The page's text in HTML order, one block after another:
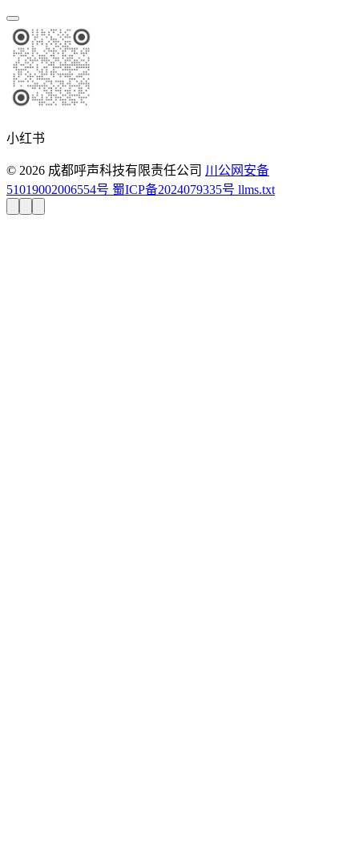
小红书
© 2026 成都呼声科技有限责任公司 川公网安备
51019002006554号 蜀ICP备2024079335号 llms.txt